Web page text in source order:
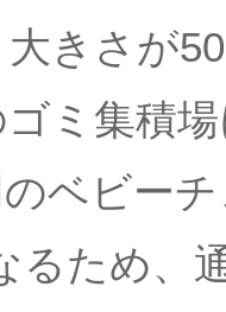
きさが
ミ集積
ベビー
るため、